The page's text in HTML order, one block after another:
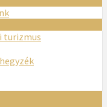
turizmus